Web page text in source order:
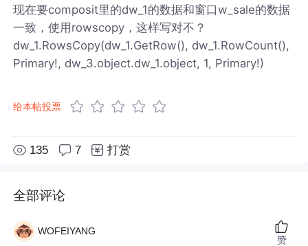
现在要composit里的dw_1的数据和窗口w_sale的数据
一致，使用rowscopy，这样写对不？
dw_1.RowsCopy(dw_1.GetRow(), dw_1.RowCount(),
Primary!, dw_3.object.dw_1.object, 1, Primary!)
给本帖投票
135 7 打赏
全部评论
WOFEIYANG
赞